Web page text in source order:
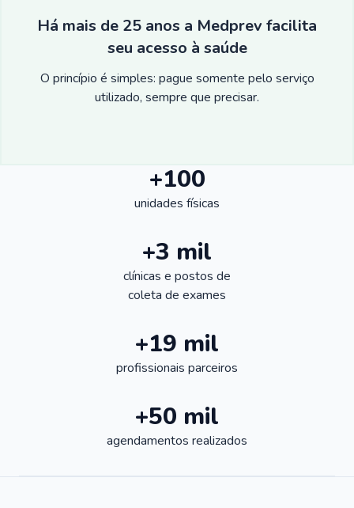
Há mais de 25 anos a Medprev facilita
seu acesso à saúde
O princípio é simples: pague somente pelo serviço
utilizado, sempre que precisar.
+100
unidades físicas
+3 mil
clínicas e postos de
coleta de exames
+19 mil
profissionais parceiros
+50 mil
agendamentos realizados